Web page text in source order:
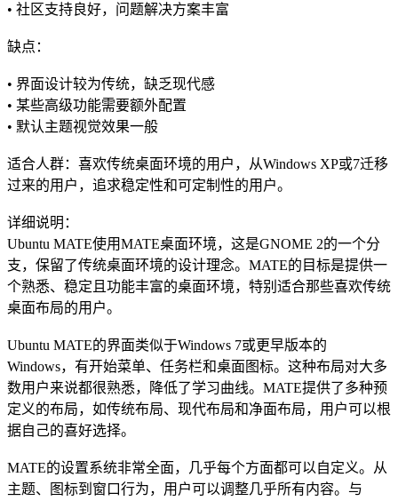
• 社区支持良好，问题解决方案丰富
缺点：
• 界面设计较为传统，缺乏现代感
• 某些高级功能需要额外配置
• 默认主题视觉效果一般
适合人群：喜欢传统桌面环境的用户，从Windows XP或7迁移
过来的用户，追求稳定性和可定制性的用户。
详细说明：
Ubuntu MATE使用MATE桌面环境，这是GNOME 2的一个分
支，保留了传统桌面环境的设计理念。MATE的目标是提供一
个熟悉、稳定且功能丰富的桌面环境，特别适合那些喜欢传统
桌面布局的用户。
Ubuntu MATE的界面类似于Windows 7或更早版本的
Windows，有开始菜单、任务栏和桌面图标。这种布局对大多
数用户来说都很熟悉，降低了学习曲线。MATE提供了多种预
定义的布局，如传统布局、现代布局和净面布局，用户可以根
据自己的喜好选择。
MATE的设置系统非常全面，几乎每个方面都可以自定义。从
主题、图标到窗口行为，用户可以调整几乎所有内容。与